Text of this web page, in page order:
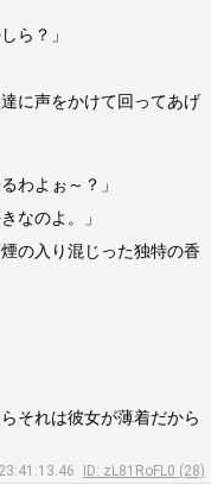
ら？」
に声をかけて回ってあげ
わよぉ～？」
なのよ。」
の入り混じった独特の香
それは彼女が薄着だから
ID: zL81RoFL0 (28)